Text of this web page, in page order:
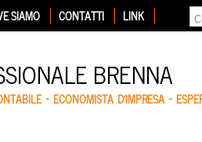
SIAMO CONTATTI LINK
BRENNA
– ECONOMISTA D'IMPRESA –